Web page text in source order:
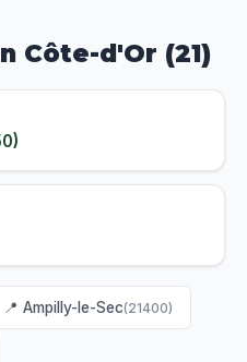
Côte-d'Or (21)
📍 Ampilly-le-Sec(21400)